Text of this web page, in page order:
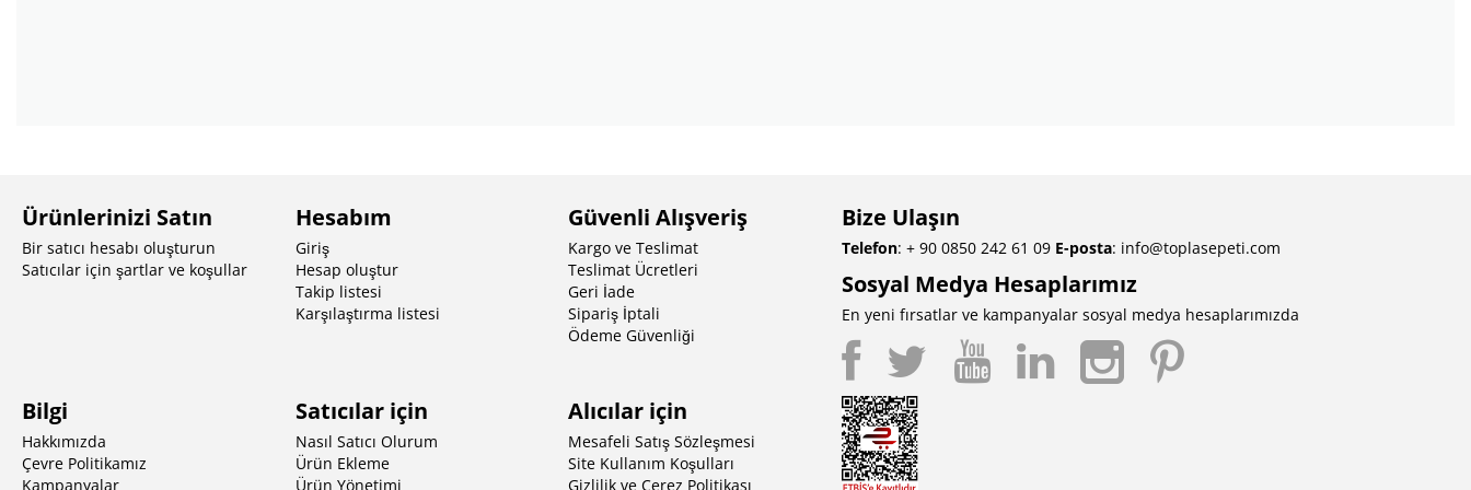
Ürünlerinizi Satın
Bir satıcı hesabı oluşturun
Satıcılar için şartlar ve koşullar
Hesabım
Giriş
Hesap oluştur
Takip listesi
Karşılaştırma listesi
Güvenli Alışveriş
Kargo ve Teslimat
Teslimat Ücretleri
Geri İade
Sipariş İptali
Ödeme Güvenliği
Bize Ulaşın
Telefon: + 90 0850 242 61 09 E-posta: info@toplasepeti.com
Sosyal Medya Hesaplarımız
En yeni fırsatlar ve kampanyalar sosyal medya hesaplarımızda
Bilgi
Hakkımızda
Çevre Politikamız
Kampanyalar
Satıcılar için
Nasıl Satıcı Olurum
Ürün Ekleme
Ürün Yönetimi
Alıcılar için
Mesafeli Satış Sözleşmesi
Site Kullanım Koşulları
Gizlilik ve Çerez Politikası